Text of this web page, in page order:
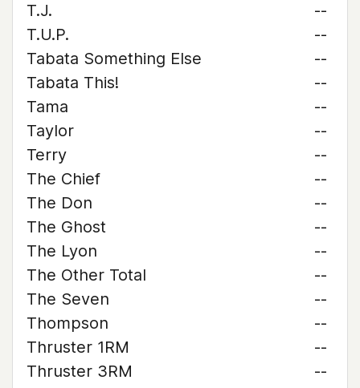
T.J.
--
T.U.P.
--
Tabata Something Else
--
Tabata This!
--
Tama
--
Taylor
--
Terry
--
The Chief
--
The Don
--
The Ghost
--
The Lyon
--
The Other Total
--
The Seven
--
Thompson
--
Thruster 1RM
--
Thruster 3RM
--